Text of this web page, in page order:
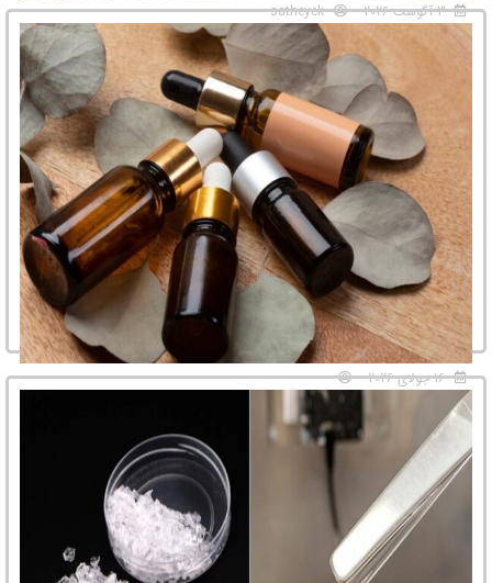
3 آگوست 2026 satheyek
خرید عمده مواد شیمیایی بدون واسطه؛ راهکاری هوشمندانه
برای کاهش هزینه‌ها و تضمین کیفیت
در بازار رقابتی امروز، خرید عمده مواد شیمیایی بدون واسطه به یکی از مهم‌ترین
دغدغه‌های صنایع، تولیدکنندگان و فعالان حوزه‌های مختلف تبدیل ...
16 جولای 2026
کدام اسنشیال اویل‌ها پرطرفدارتر هستند؟ و در تولید چه
محصولاتی استفاده می‌شوند؟
با مطالعه این مقاله با پرطرفدارترین اسانس‌های روغنی و کاربردهای آنها در تولید
محصولات آرایشی و بهداشتی مختلف آشنا خواهید شد.